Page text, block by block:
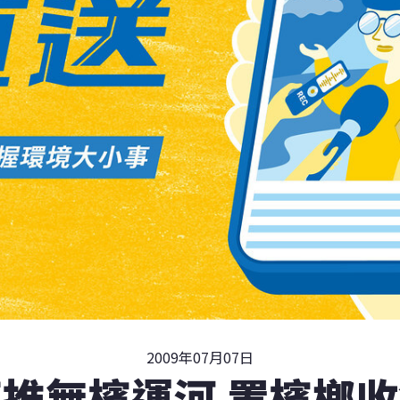
2009年07月07日